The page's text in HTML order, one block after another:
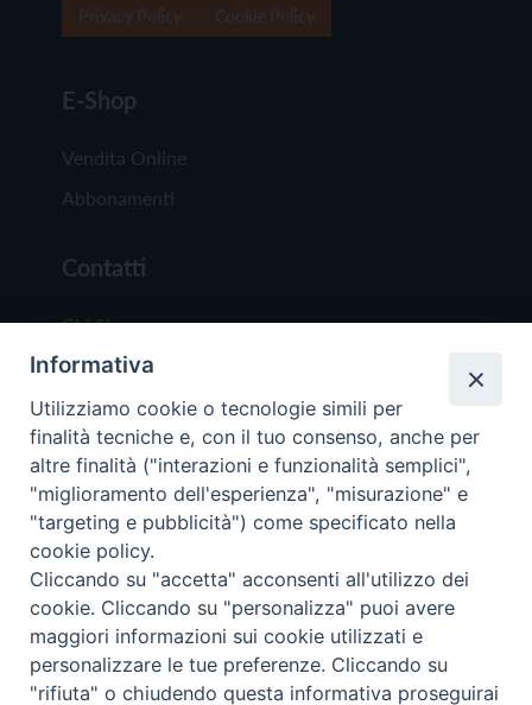
E-Shop
Vendita Online
Abbonamenti
Contatti
Chi Siamo
Redazione
Scrivici
Copyright © 2019 - Tutti i diritti riservati - Vita
Trentina Editrice
Privacy Policy
Torna
Informativa
Utilizziamo cookie o tecnologie simili per
finalità tecniche e, con il tuo consenso, anche per
altre finalità ("interazioni e funzionalità semplici",
"miglioramento dell'esperienza", "misurazione" e
"targeting e pubblicità") come specificato nella
cookie policy.
Cliccando su "accetta" acconsenti all'utilizzo dei
cookie. Cliccando su "personalizza" puoi avere
maggiori informazioni sui cookie utilizzati e
personalizzare le tue preferenze. Cliccando su
"rifiuta" o chiudendo questa informativa proseguirai